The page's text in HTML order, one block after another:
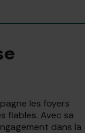
les foyers
fiables. Avec sa
dans la